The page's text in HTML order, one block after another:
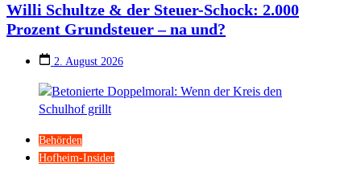
Willi Schultze & der Steuer-Schock: 2.000
Prozent Grundsteuer – na und?
2. August 2026
Behörden
Hofheim-Insider